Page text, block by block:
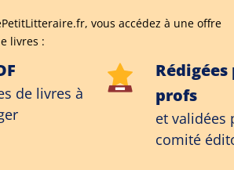
vous accédez à une offre
livres :
de livres à
Rédigées
profs
et validées
comité